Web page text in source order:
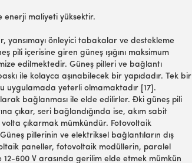
enerji maliyeti yüksektir.
önleyici tabakalar ve destekleme
pili içerisine giren güneş ışığını maksimum
edilmektedir. Güneş pilleri ve bağlantı
ile kolayca aşınabilecek bir yapıdadır. Tek bir
uygulamada yeterli olmamaktadır [17].
bağlanması ile elde edilirler. Đki güneş pili
çıkar, seri bağlandığında ise, akım sabit
volta çıkarmak mümkündür. Fotovoltaik
pillerinin ve elektriksel bağlantıların dış
paneller, fotovoltaik modüllerin, paralel
600 V arasında gerilim elde etmek mümkün